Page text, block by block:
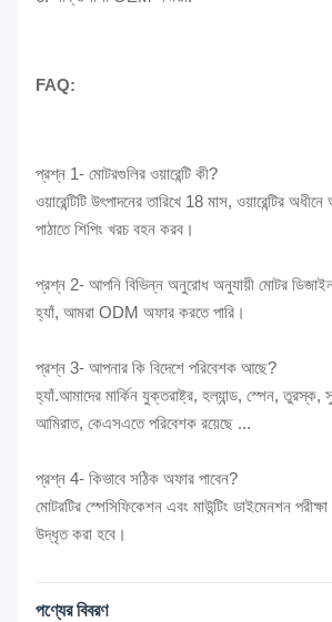
FAQ:
প্রশ্ন 1- মোটরগুলির ওয়ারেন্টি কী?
ওয়ারেন্টিটি উৎপাদনের তারিখে 18 মাস, ওয়ারেন্টির
পাঠাতে শিপিং খরচ বহন করব।
প্রশ্ন 2- আপনি বিভিন্ন অনুরোধ অনুযায়ী মোটর
হ্যাঁ, আমরা ODM অফার করতে পারি।
প্রশ্ন 3- আপনার কি বিদেশে পরিবেশক আছে?
হ্যাঁ.আমাদের মার্কিন যুক্তরাষ্ট্র, হল্যান্ড, স্পেন,
আমিরাত, কেএসএতে পরিবেশক রয়েছে ...
প্রশ্ন 4- কিভাবে সঠিক অফার পাবেন?
মোটরটির স্পেসিফিকেশন এবং মাউন্টিং ডাইমেনশন পরীক্ষা
উদ্ধৃত করা হবে।
পণ্যের বিবরণ